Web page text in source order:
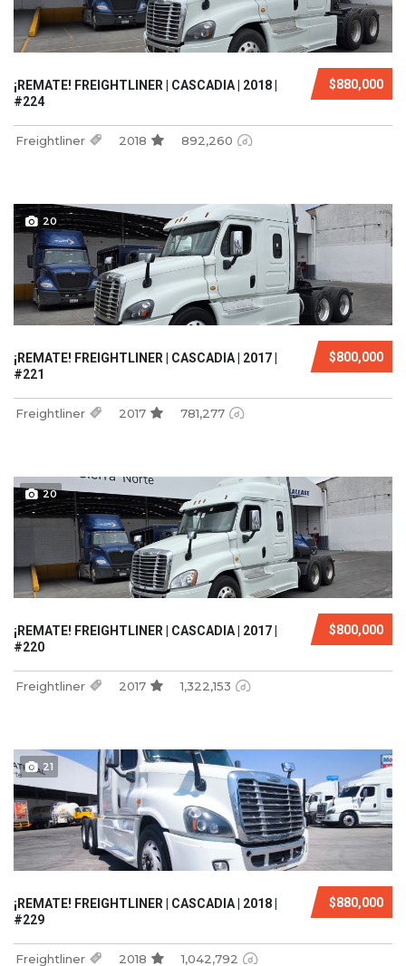
$880,000
¡REMATE! FREIGHTLINER | CASCADIA | 2018 |
#224
Freightliner 2018 892,260
20
$800,000
¡REMATE! FREIGHTLINER | CASCADIA | 2017 |
#221
Freightliner 2017 781,277
20
$800,000
¡REMATE! FREIGHTLINER | CASCADIA | 2017 |
#220
Freightliner 2017 1,322,153
21
$880,000
¡REMATE! FREIGHTLINER | CASCADIA | 2018 |
#229
Freightliner 2018 1,042,792